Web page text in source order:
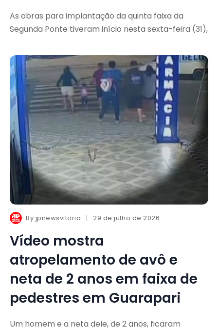
As obras para implantação da quinta faixa da
Segunda Ponte tiveram início nesta sexta-feira (31),
By jpnewsvitoria 29 de julho de 2026
Vídeo mostra
atropelamento de avô e
neta de 2 anos em faixa de
pedestres em Guarapari
Um homem e a neta dele, de 2 anos, ficaram